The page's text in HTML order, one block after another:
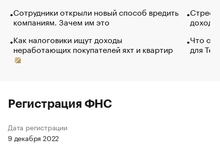
Сотрудники открыли новый способ вредить
компаниям. Зачем им это
Как налоговики ищут доходы
неработающих покупателей яхт и квартир
Что
для
Регистрация ФНС
Дата регистрации
9 декабря 2022